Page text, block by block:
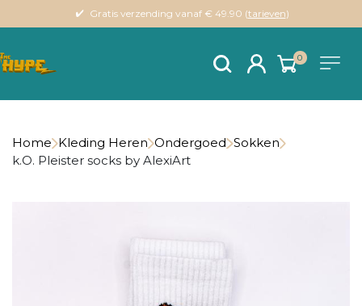
Gratis verzending vanaf € 49.90 (tarieven)
0
Home Kleding Heren Ondergoed Sokken
k.O. Pleister socks by AlexiArt